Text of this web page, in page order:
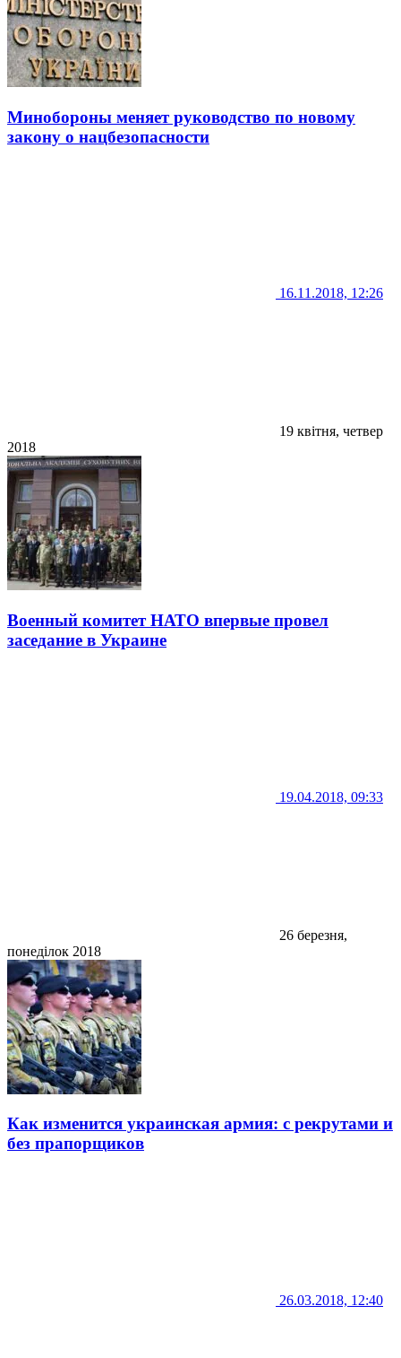
Минобороны меняет руководство по новому
закону о нацбезопасности
16.11.2018, 12:26
19 квітня, четвер
2018
Военный комитет НАТО впервые провел
заседание в Украине
19.04.2018, 09:33
26 березня,
понеділок 2018
Как изменится украинская армия: с рекрутами и
без прапорщиков
26.03.2018, 12:40